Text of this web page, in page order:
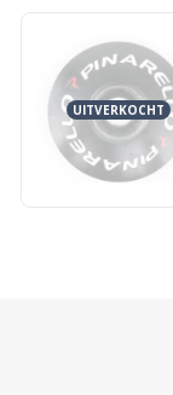
UITVERKOCHT